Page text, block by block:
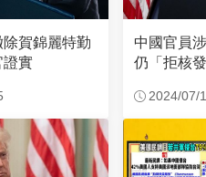
賀錦麗特勤
實
中國官員
仍「拒核
2024/07/